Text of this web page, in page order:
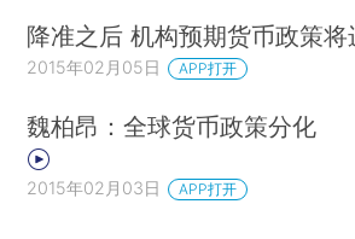
降准之后 机构预期货币政策将
2015年02月05日 APP打开
魏柏昂：全球货币政策分化
2015年02月03日 APP打开